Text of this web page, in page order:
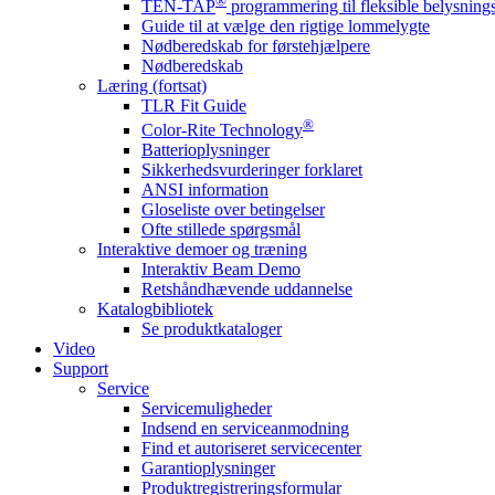
TEN-TAP
programmering til fleksible
Guide til at vælge den rigtige lommelygte
Nødberedskab for førstehjælpere
Nødberedskab
Læring (fortsat)
TLR Fit Guide
Color-Rite Technology®
Batterioplysninger
Sikkerhedsvurderinger forklaret
ANSI information
Gloseliste over betingelser
Ofte stillede spørgsmål
Interaktive demoer og træning
Interaktiv Beam Demo
Retshåndhævende uddannelse
Katalogbibliotek
Se produktkataloger
Video
Support
Service
Servicemuligheder
Indsend en serviceanmodning
Find et autoriseret servicecenter
Garantioplysninger
Produktregistreringsformular